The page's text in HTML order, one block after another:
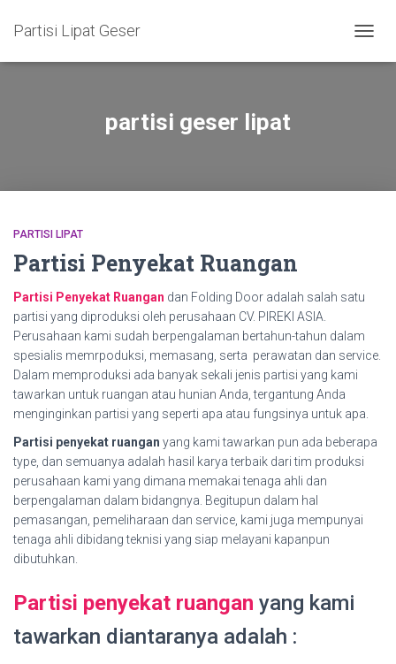
Partisi Lipat Geser
partisi geser lipat
PARTISI LIPAT
Partisi Penyekat Ruangan
Partisi Penyekat Ruangan dan Folding Door adalah salah satu
partisi yang diproduksi oleh perusahaan CV. PIREKI ASIA.
Perusahaan kami sudah berpengalaman bertahun-tahun dalam
spesialis memrpoduksi, memasang, serta perawatan dan service.
Dalam memproduksi ada banyak sekali jenis partisi yang kami
tawarkan untuk ruangan atau hunian Anda, tergantung Anda
menginginkan partisi yang seperti apa atau fungsinya untuk apa.
Partisi penyekat ruangan yang kami tawarkan pun ada beberapa
type, dan semuanya adalah hasil karya terbaik dari tim produksi
perusahaan kami yang dimana memakai tenaga ahli dan
berpengalaman dalam bidangnya. Begitupun dalam hal
pemasangan, pemeliharaan dan service, kami juga mempunyai
tenaga ahli dibidang teknisi yang siap melayani kapanpun
dibutuhkan.
Partisi penyekat ruangan yang kami
tawarkan diantaranya adalah :